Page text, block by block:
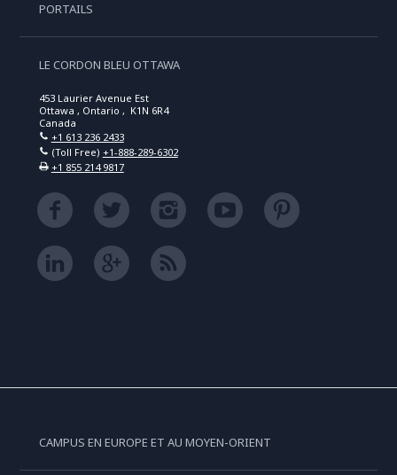
PORTAILS
LE CORDON BLEU OTTAWA
453 Laurier Avenue Est
Ottawa , Ontario , K1N 6R4
Canada
+1 613 236 2433
(Toll Free) +1-888-289-6302
+1 855 214 9817
CAMPUS EN EUROPE ET AU MOYEN-ORIENT